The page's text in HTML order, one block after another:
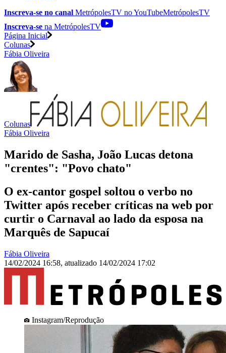
Inscreva-se no canal MetrópolesTV noYouTubeMetrópolesTV
Inscreva-se na MetrópolesTV
Página Inicial
Colunas
Fábia Oliveira
Colunas
Fábia Oliveira
Marido de Sasha, João Lucas detona
"crentes": "Povo chato"
O ex-cantor gospel soltou o verbo no
Twitter após receber críticas na web por
curtir o Carnaval ao lado da esposa na
Marquês de Sapucaí
Fábia Oliveira
14/02/2024 16:58, atualizado 14/02/2024 17:02
Instagram/Reprodução